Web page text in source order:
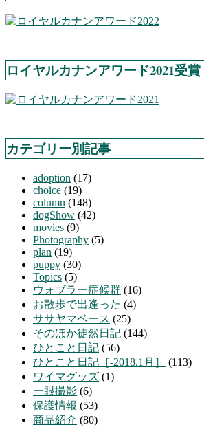
ロイヤルカナンアワード2021受賞
カテゴリー別記事
adoption (17)
choice (19)
column (148)
dogShow (42)
movies (9)
Photography (5)
plan (19)
puppy (30)
Topics (5)
ウォブラー症候群 (16)
お散歩で出逢った (4)
ササヤマベース (25)
そのほか徒然日記 (144)
ひとこと日記 (56)
ひとこと日記［-2018.1月］
(113)
ワイマグッズ (1)
一眼撮影 (6)
保護情報 (53)
商品紹介 (80)